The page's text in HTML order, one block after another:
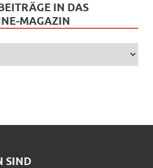
IN DAS
MAGAZIN
SIND